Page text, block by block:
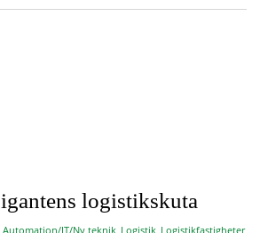
logistikskuta
Automation/IT/Ny teknik Logistik Logistikfastigheter